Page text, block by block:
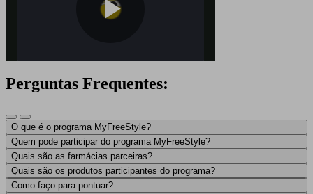
Video
Perguntas Frequentes:
O que é o programa MyFreeStyle?
Quem pode participar do programa MyFreeStyle?
Quais são as farmácias parceiras?
Quais são os produtos participantes do programa?
Como faço para pontuar?